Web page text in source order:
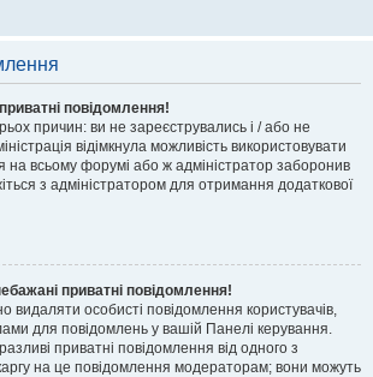
повідомлення!
причин: ви не зареєструвались і / або не
відімкнула можливість використовувати
на всьому форумі або ж адміністратор заборонив
з адміністратором для отримання додаткової
приватні повідомлення!
видаляти особисті повідомлення користувачів,
для повідомлень у вашій Панелі керування.
приватні повідомлення від одного з
на це повідомлення модераторам; вони можуть